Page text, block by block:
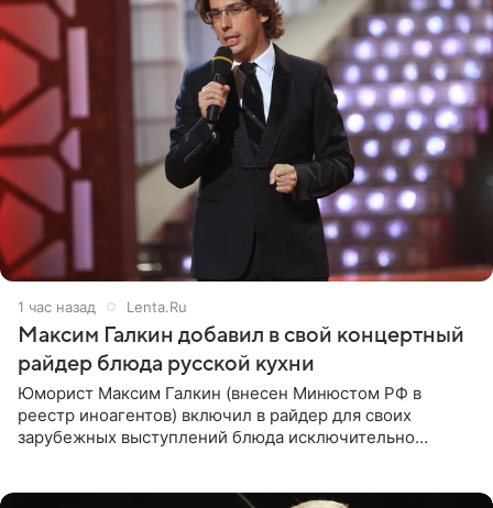
1 час назад Lenta.Ru
Максим Галкин добавил в свой концертный
райдер блюда русской кухни
Юморист Максим Галкин (внесен Минюстом РФ в
реестр иноагентов) включил в райдер для своих
зарубежных выступлений блюда исключительно